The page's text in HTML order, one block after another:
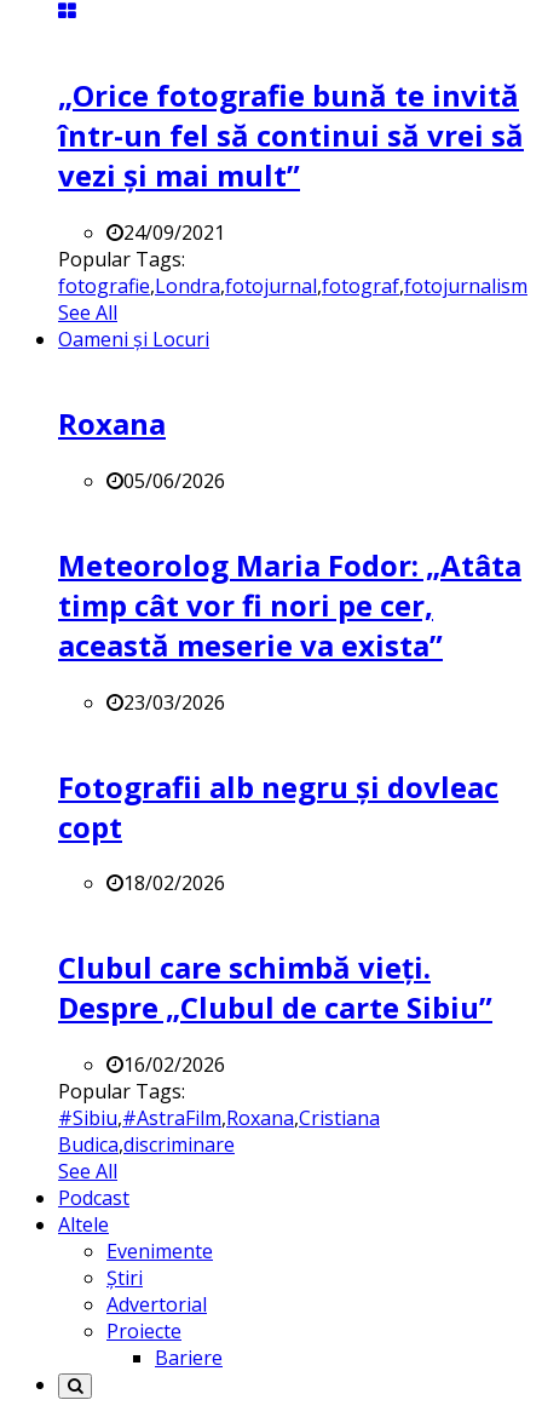
„Orice fotografie bună te invită
într-un fel să continui să vrei să
vezi și mai mult”
24/09/2021
Popular Tags:
fotografie,Londra,fotojurnal,fotograf,fotojurnalism
See All
Oameni și Locuri
Roxana
05/06/2026
Meteorolog Maria Fodor: „Atâta
timp cât vor fi nori pe cer,
această meserie va exista”
23/03/2026
Fotografii alb negru și dovleac
copt
18/02/2026
Clubul care schimbă vieți.
Despre „Clubul de carte Sibiu”
16/02/2026
Popular Tags:
#Sibiu,#AstraFilm,Roxana,Cristiana
Budica,discriminare
See All
Podcast
Altele
Evenimente
Știri
Advertorial
Proiecte
Bariere